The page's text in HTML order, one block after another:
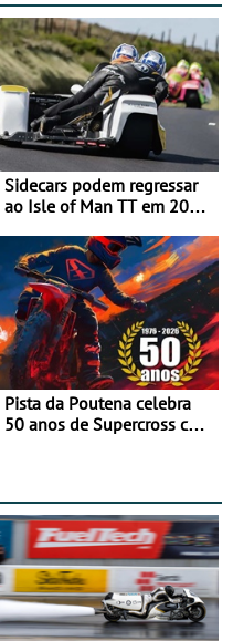
Sidecars podem regressar
ao Isle of Man TT em 2027
Pista da Poutena celebra
50 anos de Supercross com